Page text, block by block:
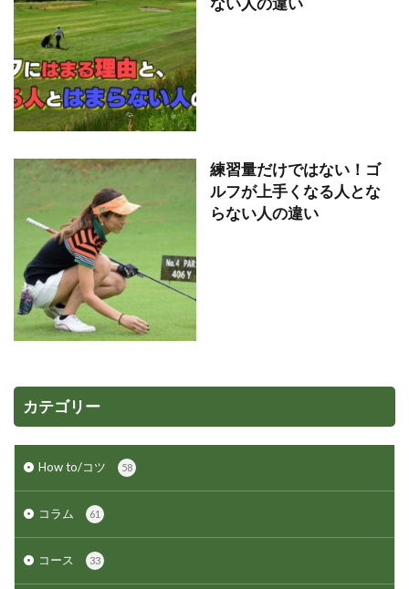
練習量だけではない！ゴ
ルフが上手くなる人とな
らない人の違い
カテゴリー
How to/コツ 58
コラム 61
コース 33